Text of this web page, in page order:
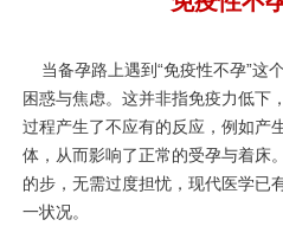
当备孕路上遇到“免疫性不孕”这
困惑与焦虑。这并非指免疫力低下
过程产生了不应有的反应，例如产
体，从而影响了正常的受孕与着床
的步，无需过度担忧，现代医学已
一状况。